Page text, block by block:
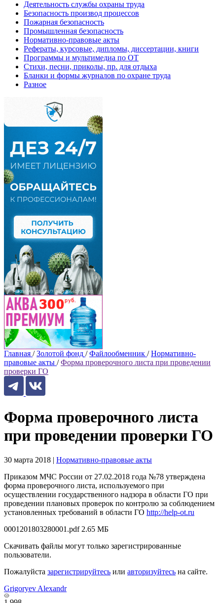
Деятельность службы охраны труда
Безопасность производ процессов
Пожарная безопасность
Промышленная безопасность
Нормативно-правовые акты
Рефераты, курсовые, дипломы, диссертации, книги
Программы и мультимедиа по ОТ
Стихи, песни, приколы, пр. для отдыха
Бланки и формы журналов по охране труда
Разное
Главная / Золотой фонд / Файлообменник / Нормативно-
правовые акты / Форма проверочного листа при проведении
проверки ГО
Форма проверочного листа
при проведении проверки ГО
30 марта 2018 | Нормативно-правовые акты
Приказом МЧС России от 27.02.2018 года №78 утверждена
форма проверочного листа, используемого при
осуществлении государственного надзора в области ГО при
проведении плановых проверок по контролю за соблюдением
установленных требований в области ГО http://help-ot.ru
0001201803280001.pdf 2.65 МБ
Скачивать файлы могут только зарегистрированные
пользователи.
Пожалуйста зарегистрируйтесь или авторизуйтесь на сайте.
Grigoryev Alexandr